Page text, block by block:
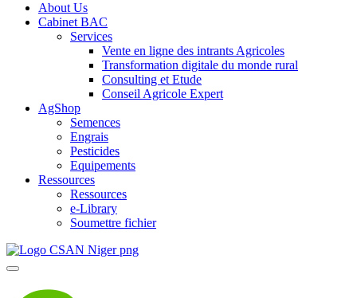
About Us
Cabinet BAC
Services
Vente en ligne des intrants Agricoles
Transformation digitale du monde rural
Consulting et Etude
Conseil Agricole Expert
AgShop
Semences
Engrais
Pesticides
Equipements
Ressources
Ressources
e-Library
Soumettre fichier